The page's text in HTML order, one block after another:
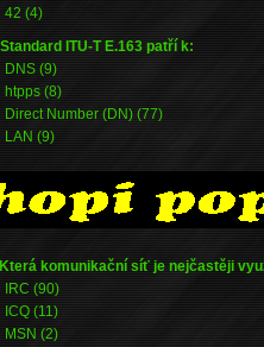
42 (4)
ITU-T E.163 patří k:
DNS (9)
htpps (8)
Direct Number (DN) (77)
LAN (9)
komunikační síť je nejčastěji
IRC (90)
ICQ (11)
MSN (2)